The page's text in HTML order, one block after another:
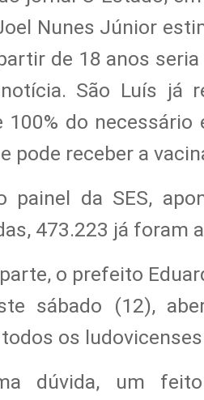
Nunes Júnior
de 18 anos
São Luís já
100% do
pode receber a
painel da SES,
473.223 já foram
o prefeito
sábado (12),
os
dúvida, um